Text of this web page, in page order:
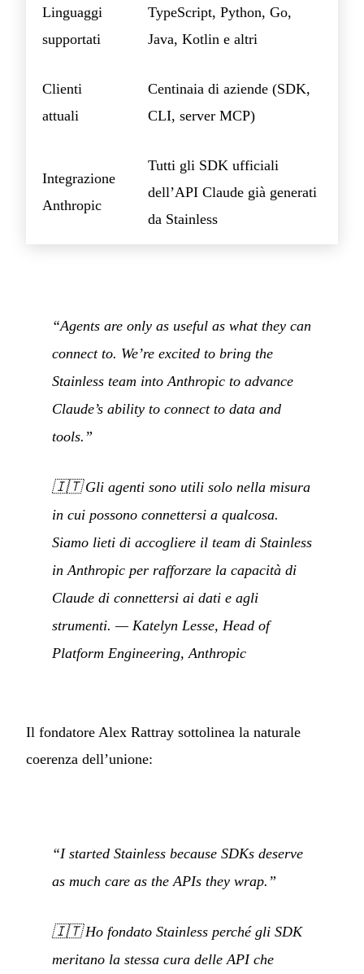
Linguaggi
supportati
TypeScript, Python, Go,
Java, Kotlin e altri
Clienti
attuali
Centinaia di aziende (SDK,
CLI, server MCP)
Integrazione
Anthropic
Tutti gli SDK ufficiali
dell’API Claude già generati
da Stainless
“Agents are only as useful as what they can
connect to. We’re excited to bring the
Stainless team into Anthropic to advance
Claude’s ability to connect to data and
tools.”
🇮🇹Gli agenti sono utili solo nella misura
in cui possono connettersi a qualcosa.
Siamo lieti di accogliere il team di Stainless
in Anthropic per rafforzare la capacità di
Claude di connettersi ai dati e agli
strumenti. — Katelyn Lesse, Head of
Platform Engineering, Anthropic
Il fondatore Alex Rattray sottolinea la naturale
coerenza dell’unione:
“I started Stainless because SDKs deserve
as much care as the APIs they wrap.”
🇮🇹Ho fondato Stainless perché gli SDK
meritano la stessa cura delle API che